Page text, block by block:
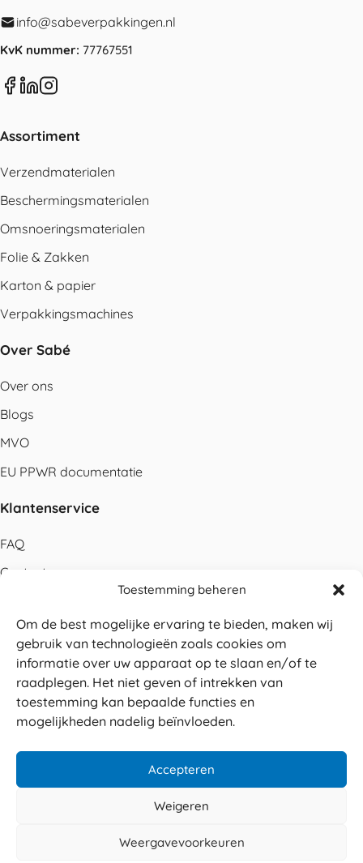
Toestemming beheren
Om de best mogelijke ervaring te bieden, maken wij
gebruik van technologieën zoals cookies om
informatie over uw apparaat op te slaan en/of te
raadplegen. Het niet geven of intrekken van
toestemming kan bepaalde functies en
mogelijkheden nadelig beïnvloeden.
Accepteren
Weigeren
Weergavevoorkeuren
info@sabeverpakkingen.nl
KvK nummer: 77767551
Assortiment
Verzendmaterialen
Beschermingsmaterialen
Omsnoeringsmaterialen
Folie & Zakken
Karton & papier
Verpakkingsmachines
Over Sabé
Over ons
Blogs
MVO
EU PPWR documentatie
Klantenservice
FAQ
Contact
Betalen
Levering
Retouren
Service en garantie
Veilig betalen
© 2026 Sabé Verpakkingen